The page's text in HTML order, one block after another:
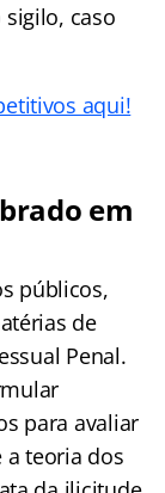
sigilo, caso
aqui!
em
públicos,
de
Penal.
para avaliar
teoria dos